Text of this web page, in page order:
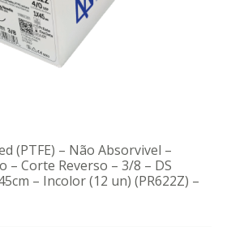
(PTFE) – Não Absorvivel –
– Corte Reverso – 3/8 – DS
– Incolor (12 un) (PR622Z) –